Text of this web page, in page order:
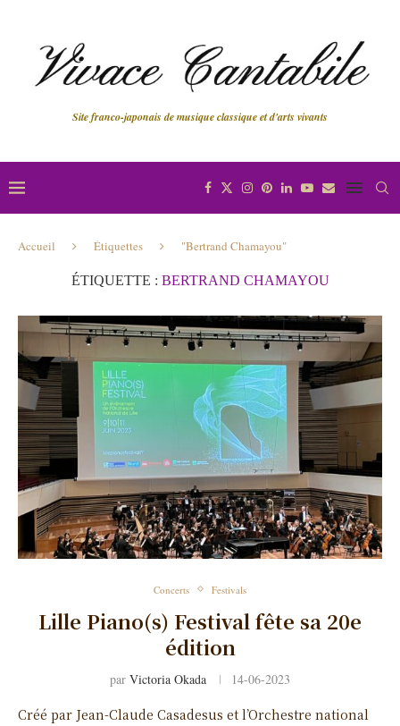
Site franco-japonais de musique classique et d'arts vivants
Accueil Étiquettes "Bertrand Chamayou"
ÉTIQUETTE : BERTRAND CHAMAYOU
Concerts Festivals
Lille Piano(s) Festival fête sa 20e
édition
par Victoria Okada 14-06-2023
Créé par Jean-Claude Casadesus et l’Orchestre national